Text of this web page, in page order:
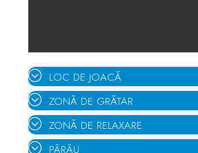
LOC DE JOACĂ
ZONĂ DE GRĂTAR
ZONĂ DE RELAXARE
PÂRÂU